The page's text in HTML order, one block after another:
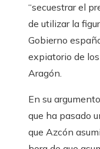
“secuestrar el
de utilizar la
Gobierno
expiatorio de
Aragón.
En su
que ha pasado
que Azcón